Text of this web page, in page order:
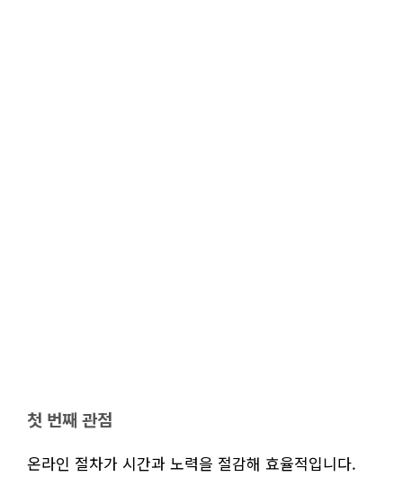
첫 번째 관점
온라인 절차가 시간과 노력을 절감해 효율적입니다.